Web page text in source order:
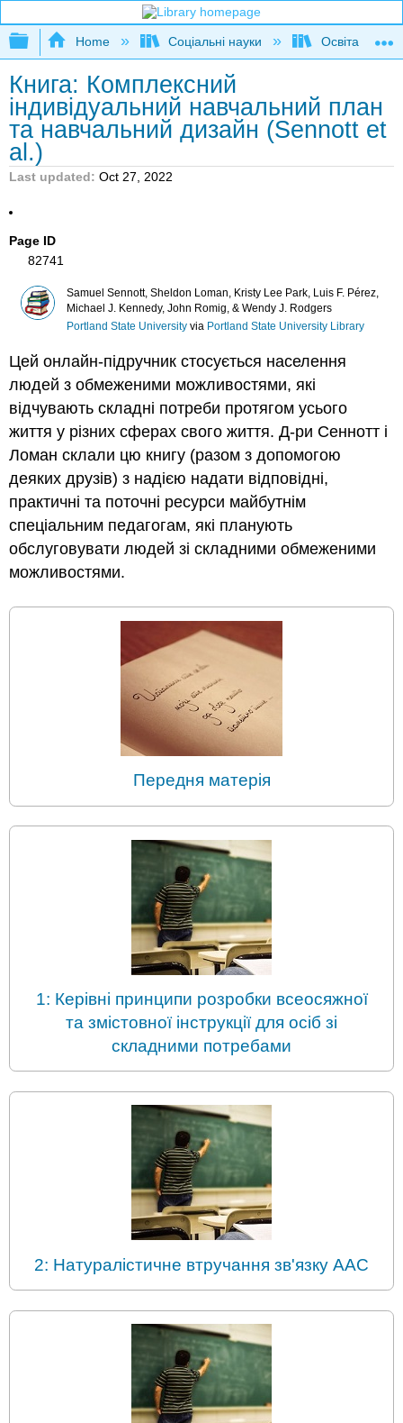
Expand/collapse global hierarchy
Home Соціальні науки Освіта та
Книга: Комплексний
індивідуальний навчальний план
та навчальний дизайн (Sennott et
al.)
Last updated Oct 27, 2022
Page ID
82741
Samuel Sennott, Sheldon Loman, Kristy Lee Park, Luis F. Pérez,
Michael J. Kennedy, John Romig, & Wendy J. Rodgers
Portland State Universityvia Portland State University Library
Цей онлайн-підручник стосується населення
людей з обмеженими можливостями, які
відчувають складні потреби протягом усього
життя у різних сферах свого життя. Д-ри Сеннотт і
Ломан склали цю книгу (разом з допомогою
деяких друзів) з надією надати відповідні,
практичні та поточні ресурси майбутнім
спеціальним педагогам, які планують
обслуговувати людей зі складними обмеженими
можливостями.
Передня матерія
1: Керівні принципи розробки всеосяжної
та змістовної інструкції для осіб зі
складними потребами
2: Натуралістичне втручання зв'язку AAC